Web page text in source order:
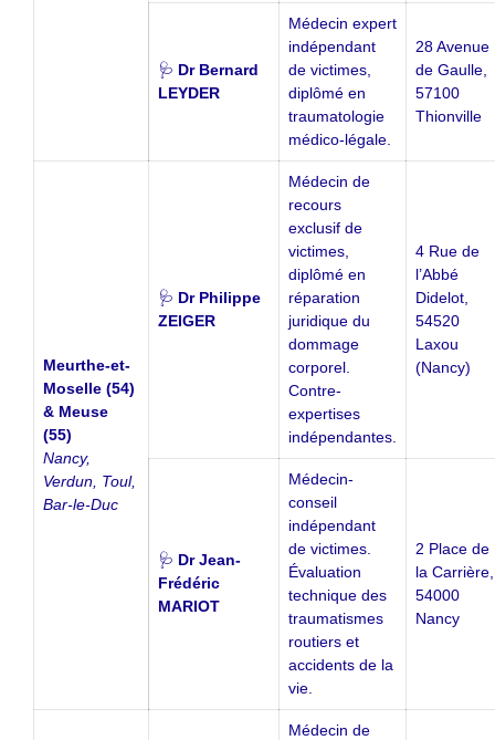
🩺 Dr Bernard
LEYDER
Médecin expert
indépendant
de victimes,
diplômé en
traumatologie
médico-légale.
28 Avenue
de Gaulle,
57100
Thionville
Meurthe-et-
Moselle (54)
& Meuse
(55)
Nancy,
Verdun, Toul,
Bar-le-Duc
🩺 Dr Philippe
ZEIGER
Médecin de
recours
exclusif de
victimes,
diplômé en
réparation
juridique du
dommage
corporel.
Contre-
expertises
indépendantes.
4 Rue de
l’Abbé
Didelot,
54520
Laxou
(Nancy)
🩺 Dr Jean-
Frédéric
MARIOT
Médecin-
conseil
indépendant
de victimes.
Évaluation
technique des
traumatismes
routiers et
accidents de la
vie.
2 Place de
la Carrière,
54000
Nancy
Médecin de